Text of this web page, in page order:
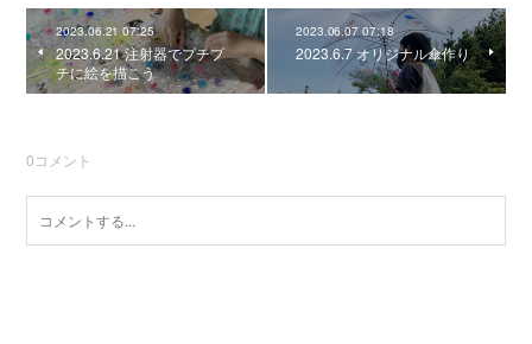
2023.06.21 07:25
2023.6.21 注射器でプチプ
チに絵を描こう
2023.06.07 07:18
2023.6.7 オリジナル傘作り
0コメント